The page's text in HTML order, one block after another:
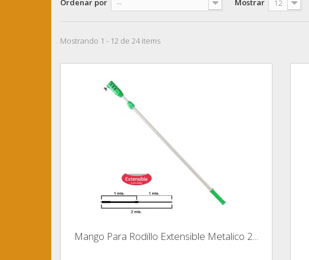
Ordenar por -- Mostrar 12
Mostrando 1 - 12 de 24 items
Mango Para Rodillo Extensible Metalico 2...